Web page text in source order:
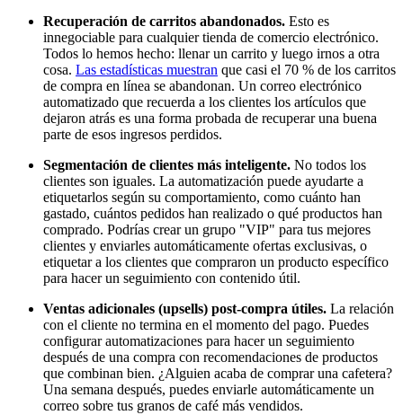
Recuperación de carritos abandonados. Esto es
innegociable para cualquier tienda de comercio electrónico.
Todos lo hemos hecho: llenar un carrito y luego irnos a otra
cosa. Las estadísticas muestran que casi el 70 % de los carritos
de compra en línea se abandonan. Un correo electrónico
automatizado que recuerda a los clientes los artículos que
dejaron atrás es una forma probada de recuperar una buena
parte de esos ingresos perdidos.
Segmentación de clientes más inteligente. No todos los
clientes son iguales. La automatización puede ayudarte a
etiquetarlos según su comportamiento, como cuánto han
gastado, cuántos pedidos han realizado o qué productos han
comprado. Podrías crear un grupo "VIP" para tus mejores
clientes y enviarles automáticamente ofertas exclusivas, o
etiquetar a los clientes que compraron un producto específico
para hacer un seguimiento con contenido útil.
Ventas adicionales (upsells) post-compra útiles. La relación
con el cliente no termina en el momento del pago. Puedes
configurar automatizaciones para hacer un seguimiento
después de una compra con recomendaciones de productos
que combinan bien. ¿Alguien acaba de comprar una cafetera?
Una semana después, puedes enviarle automáticamente un
correo sobre tus granos de café más vendidos.